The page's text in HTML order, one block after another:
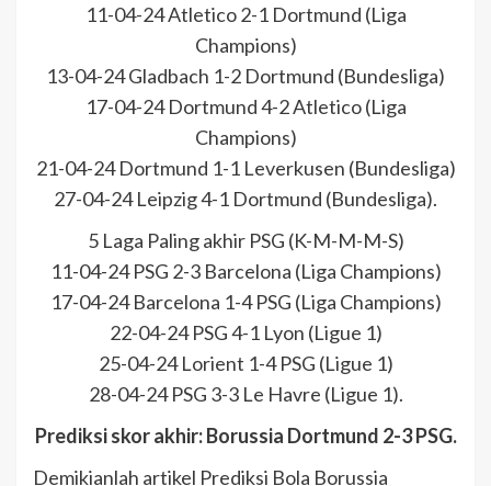
11-04-24 Atletico 2-1 Dortmund (Liga
Champions)
13-04-24 Gladbach 1-2 Dortmund (Bundesliga)
17-04-24 Dortmund 4-2 Atletico (Liga
Champions)
21-04-24 Dortmund 1-1 Leverkusen (Bundesliga)
27-04-24 Leipzig 4-1 Dortmund (Bundesliga).
5 Laga Paling akhir PSG (K-M-M-M-S)
11-04-24 PSG 2-3 Barcelona (Liga Champions)
17-04-24 Barcelona 1-4 PSG (Liga Champions)
22-04-24 PSG 4-1 Lyon (Ligue 1)
25-04-24 Lorient 1-4 PSG (Ligue 1)
28-04-24 PSG 3-3 Le Havre (Ligue 1).
Prediksi skor akhir: Borussia Dortmund 2-3 PSG.
Demikianlah artikel Prediksi Bola Borussia